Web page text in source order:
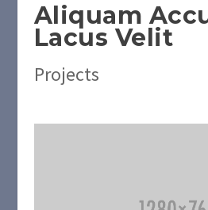
Aliquam
Lacus Velit
Projects